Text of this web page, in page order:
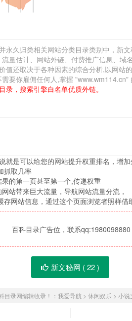
久归类相关网站分类目录类别中，新
量估计、网站外链、付费推广信息、
还取决于各种因素的综合分析,以网站
要你雇佣任何人,掌握
录，搜索引擎白名单优质外链。
就是可以给您的网站提升权重排名，增
抓取几率
的第一页甚至第一个,传递权重
站带来巨大流量，导航网站流量分流，
网站信息，通过这个页面浏览者照样借
百科目录广告位，联系qq:1980098880
新文秘网 (22)
目录网编辑收录！： 我爱导航 > 休闲娱乐> 小说